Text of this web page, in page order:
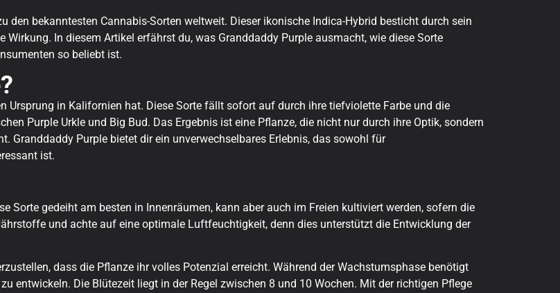
den bekanntesten Cannabis-Sorten weltweit. Dieser ikonische Indica-Hybrid besticht durch sein
In diesem Artikel erfährst du, was Granddaddy Purple ausmacht, wie diese Sorte
so beliebt ist.
Ursprung in Kalifornien hat. Diese Sorte fällt sofort auf durch ihre tiefviolette Farbe und die
Purple Urkle und Big Bud. Das Ergebnis ist eine Pflanze, die nicht nur durch ihre Optik, sondern
Granddaddy Purple bietet dir ein unverwechselbares Erlebnis, das sowohl für
ist.
Sorte gedeiht am besten in Innenräumen, kann aber auch im Freien kultiviert werden, sofern die
und achte auf eine optimale Luftfeuchtigkeit, denn dies unterstützt die Entwicklung der
dass die Pflanze ihr volles Potenzial erreicht. Während der Wachstumsphase benötigt
entwickeln. Die Blütezeit liegt in der Regel zwischen 8 und 10 Wochen. Mit der richtigen Pflege